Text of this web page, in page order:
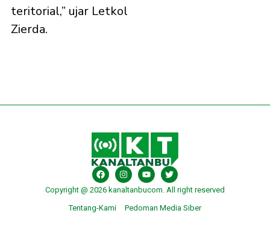
teritorial,” ujar Letkol
Zierda.
Copyright @ 2026 kanaltanbucom. All right reserved
Tentang-Kami
Pedoman Media Siber